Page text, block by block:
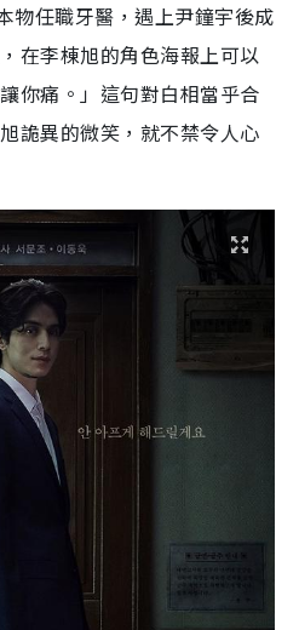
物任職牙醫，遇上尹鐘宇後成
在李棟旭的角色海報上可以
你痛。」這句對白相當乎合
詭異的微笑，就不禁令人心